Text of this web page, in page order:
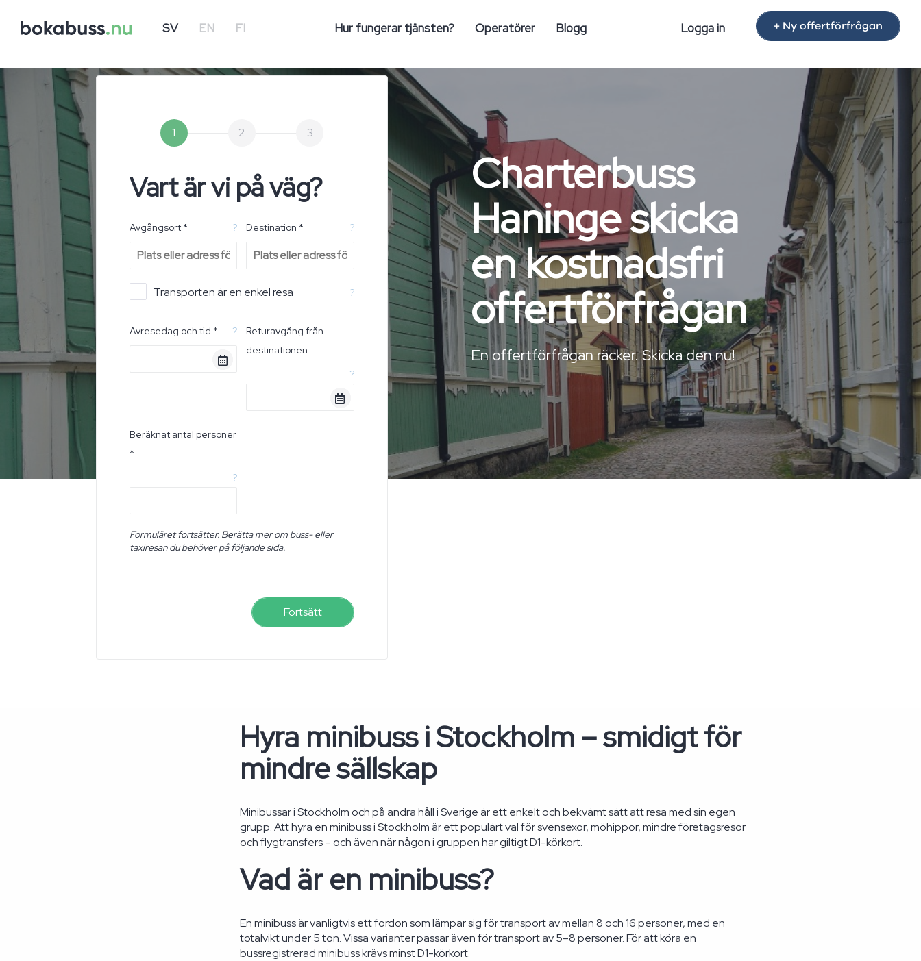
SV EN FI Hur fungerar tjänsten? Operatörer Blogg Logga in + Ny offertförfrågan
1 2 3
Vart är vi på väg?
Avgångsort * ? Destination * ?
Transporten är en enkel resa ?
Avresedag och tid * ?
Returavgång från
destinationen
?
Beräknat antal personer
*
?
Formuläret fortsätter. Berätta mer om buss- eller
taxiresan du behöver på följande sida.
Fortsätt
Charterbuss
Haninge skicka
en kostnadsfri
offertförfrågan
En offertförfrågan räcker. Skicka den nu!
Hyra minibuss i Stockholm – smidigt för
mindre sällskap
Minibussar i Stockholm och på andra håll i Sverige är ett enkelt och bekvämt sätt att resa med sin egen
grupp. Att hyra en minibuss i Stockholm är ett populärt val för svensexor, möhippor, mindre företagsresor
och flygtransfers – och även när någon i gruppen har giltigt D1-körkort.
Vad är en minibuss?
En minibuss är vanligtvis ett fordon som lämpar sig för transport av mellan 8 och 16 personer, med en
totalvikt under 5 ton. Vissa varianter passar även för transport av 5–8 personer. För att köra en
bussregistrerad minibuss krävs minst D1-körkort.